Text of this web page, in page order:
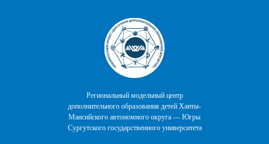
Региональный модельный центр
дополнительного образования детей Ханты-
Мансийского автономного округа — Югры
Сургутского государственного университета